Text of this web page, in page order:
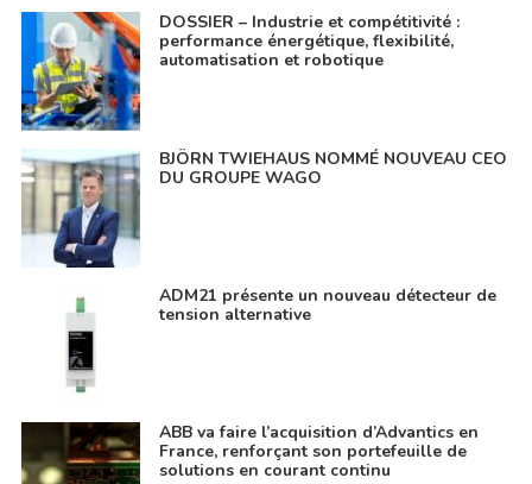
DOSSIER – Industrie et compétitivité :
performance énergétique, flexibilité,
automatisation et robotique
BJÖRN TWIEHAUS NOMMÉ NOUVEAU CEO
DU GROUPE WAGO
ADM21 présente un nouveau détecteur de
tension alternative
ABB va faire l’acquisition d’Advantics en
France, renforçant son portefeuille de
solutions en courant continu